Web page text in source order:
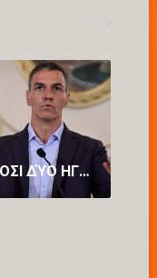
ΕΊΚΟΣΙ ΔΎΟ ΗΓΈΤΕΣ ΚΡΑΤΏΝ-ΜΕΛΏΝ ΤΗΣ ΕΥΡΏΠΗΣ ΕΝΑΝΤΊΟΝ ΤΟΥ ΠΈΔΡΟ ΣΆΝΤΣΕΘ